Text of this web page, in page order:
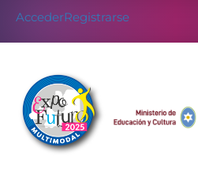
AccederRegistrarse